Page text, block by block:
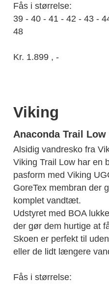
Fås i størrelse:
39 - 40 - 41 - 42 - 43 -
48
Kr. 1.899 , -
Viking
Anaconda Trail Low
Alsidig vandresko fra
Viking Trail Low har en
pasform med Viking
GoreTex membran der
komplet vandtæt.
Udstyret med BOA
der gør dem hurtige at
Skoen er perfekt til
eller de lidt længere
Fås i størrelse: